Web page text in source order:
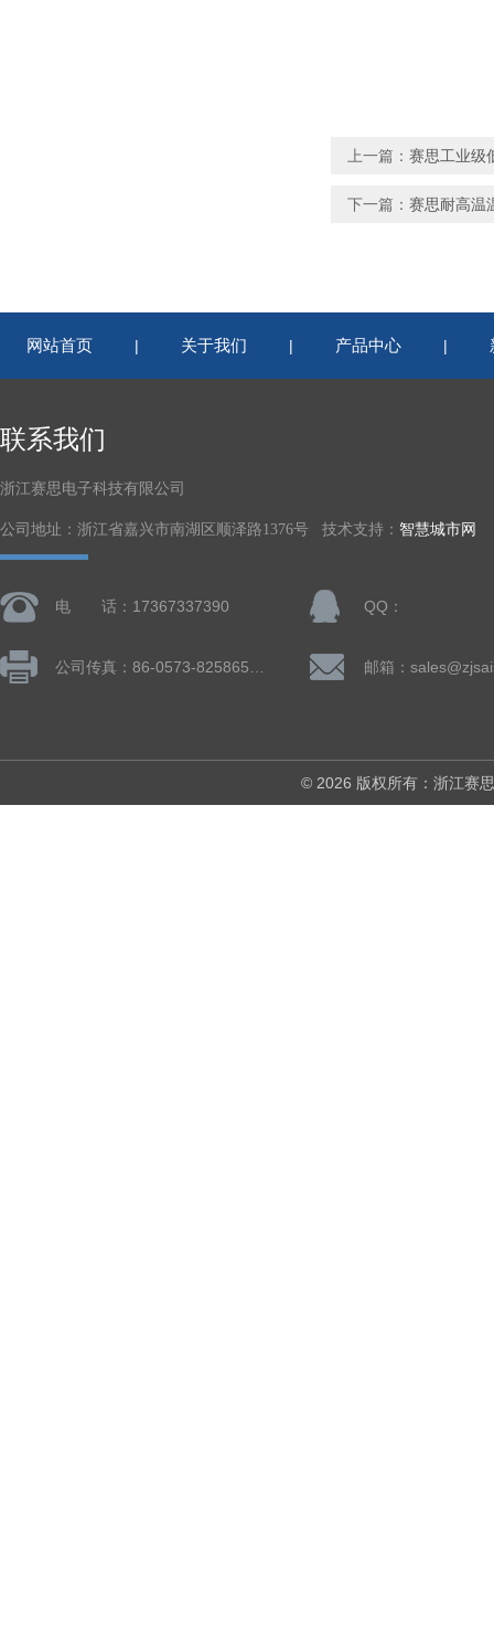
上一篇： 赛思工业级
下一篇： 赛思耐高温
网站首页 | 关于我们 | 产品中心 |
联系我们
浙江赛思电子科技有限公司
公司地址：浙江省嘉兴市南湖区顺泽路1376号 技术支持： 智慧城市网
电 话：17367337390 QQ：
邮箱：
© 2026 版权所有：浙江赛